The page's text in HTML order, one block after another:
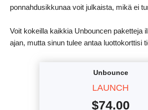
ponnahdusikkunaa voit julkaista, mikä ei
Voit kokeilla kaikkia Unbouncen paketteja
ajan, mutta sinun tulee antaa luottokorttisi
Unbounce
LAUNCH
$74.00